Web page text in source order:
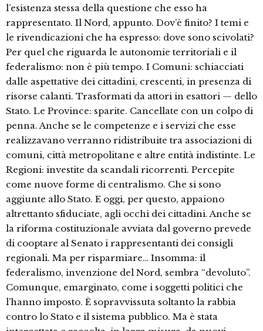
l’esistenza stessa della questione che esso ha
rappresentato. Il Nord, appunto. Dov’è finito? I temi e
le rivendicazioni che ha espresso: dove sono scivolati?
Per quel che riguarda le autonomie territoriali e il
federalismo: non è più tempo. I Comuni: schiacciati
dalle aspettative dei cittadini, crescenti, in presenza di
risorse calanti. Trasformati da attori in esattori — dello
Stato. Le Province: sparite. Cancellate con un colpo di
penna. Anche se le competenze e i servizi che esse
realizzavano verranno ridistribuite tra associazioni di
comuni, città metropolitane e altre entità indistinte. Le
Regioni: investite da scandali ricorrenti. Percepite
come nuove forme di centralismo. Che si sono
aggiunte allo Stato. E oggi, per questo, appaiono
altrettanto sfiduciate, agli occhi dei cittadini. Anche se
la riforma costituzionale avviata dal governo prevede
di cooptare al Senato i rappresentanti dei consigli
regionali. Ma per risparmiare… Insomma: il
federalismo, invenzione del Nord, sembra “devoluto”.
Comunque, emarginato, come i soggetti politici che
l’hanno imposto. È sopravvissuta soltanto la rabbia
contro lo Stato e il sistema pubblico. Ma è stata